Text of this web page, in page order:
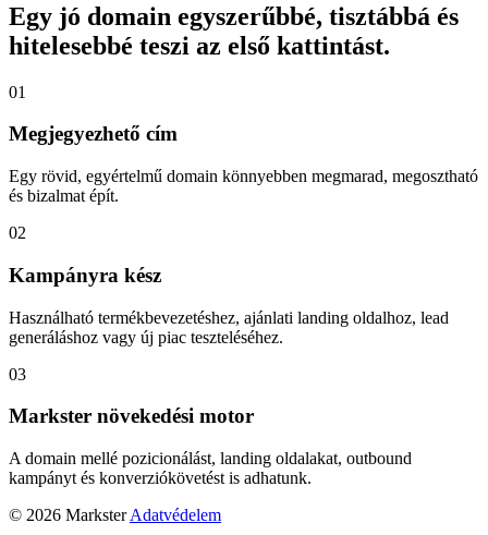
Egy jó domain egyszerűbbé, tisztábbá és
hitelesebbé teszi az első kattintást.
01
Megjegyezhető cím
Egy rövid, egyértelmű domain könnyebben megmarad, megosztható
és bizalmat épít.
02
Kampányra kész
Használható termékbevezetéshez, ajánlati landing oldalhoz, lead
generáláshoz vagy új piac teszteléséhez.
03
Markster növekedési motor
A domain mellé pozicionálást, landing oldalakat, outbound
kampányt és konverziókövetést is adhatunk.
© 2026 Markster Adatvédelem